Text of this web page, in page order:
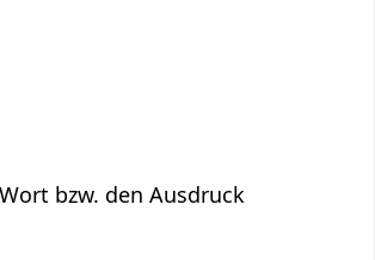
bzw. den Ausdruck